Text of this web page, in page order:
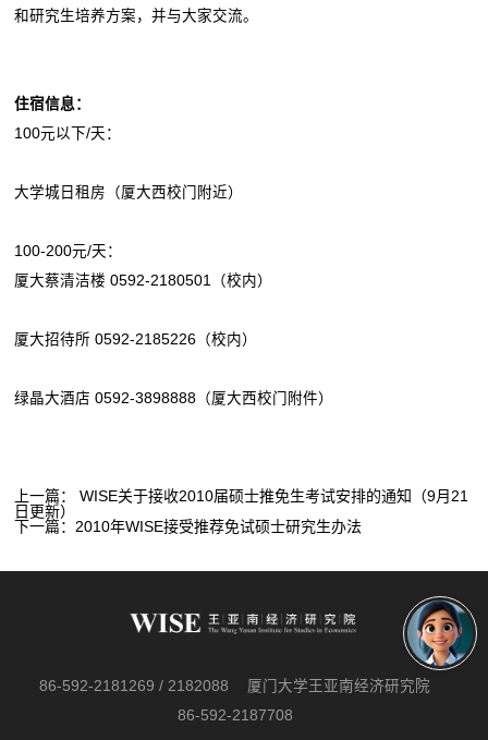
和研究生培养方案，并与大家交流。
住宿信息：
100元以下/天：
大学城日租房（厦大西校门附近）
100-200元/天：
厦大蔡清洁楼 0592-2180501（校内）
厦大招待所 0592-2185226（校内）
绿晶大酒店 0592-3898888（厦大西校门附件）
上一篇： WISE关于接收2010届硕士推免生考试安排的通知（9月21
日更新）
下一篇： 2010年WISE接受推荐免试硕士研究生办法
86-592-2181269 / 2182088
厦门大学王亚南经济研究院
86-592-2187708